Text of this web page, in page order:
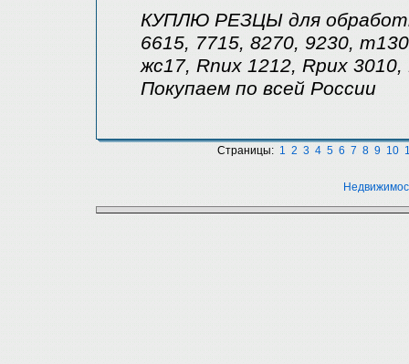
КУПЛЮ РЕЗЦЫ для
6615, 7715, 8270, 9230,
жс17, Rnux 1212, Rpux 3010,
Покупаем по всей России
Страницы: 1 2 3 4 5 6 7 8 9 10